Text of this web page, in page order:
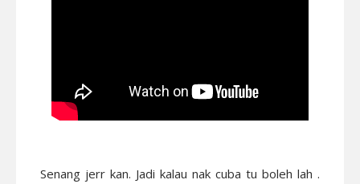
Senang jerr kan. Jadi kalau nak cuba tu boleh lah .